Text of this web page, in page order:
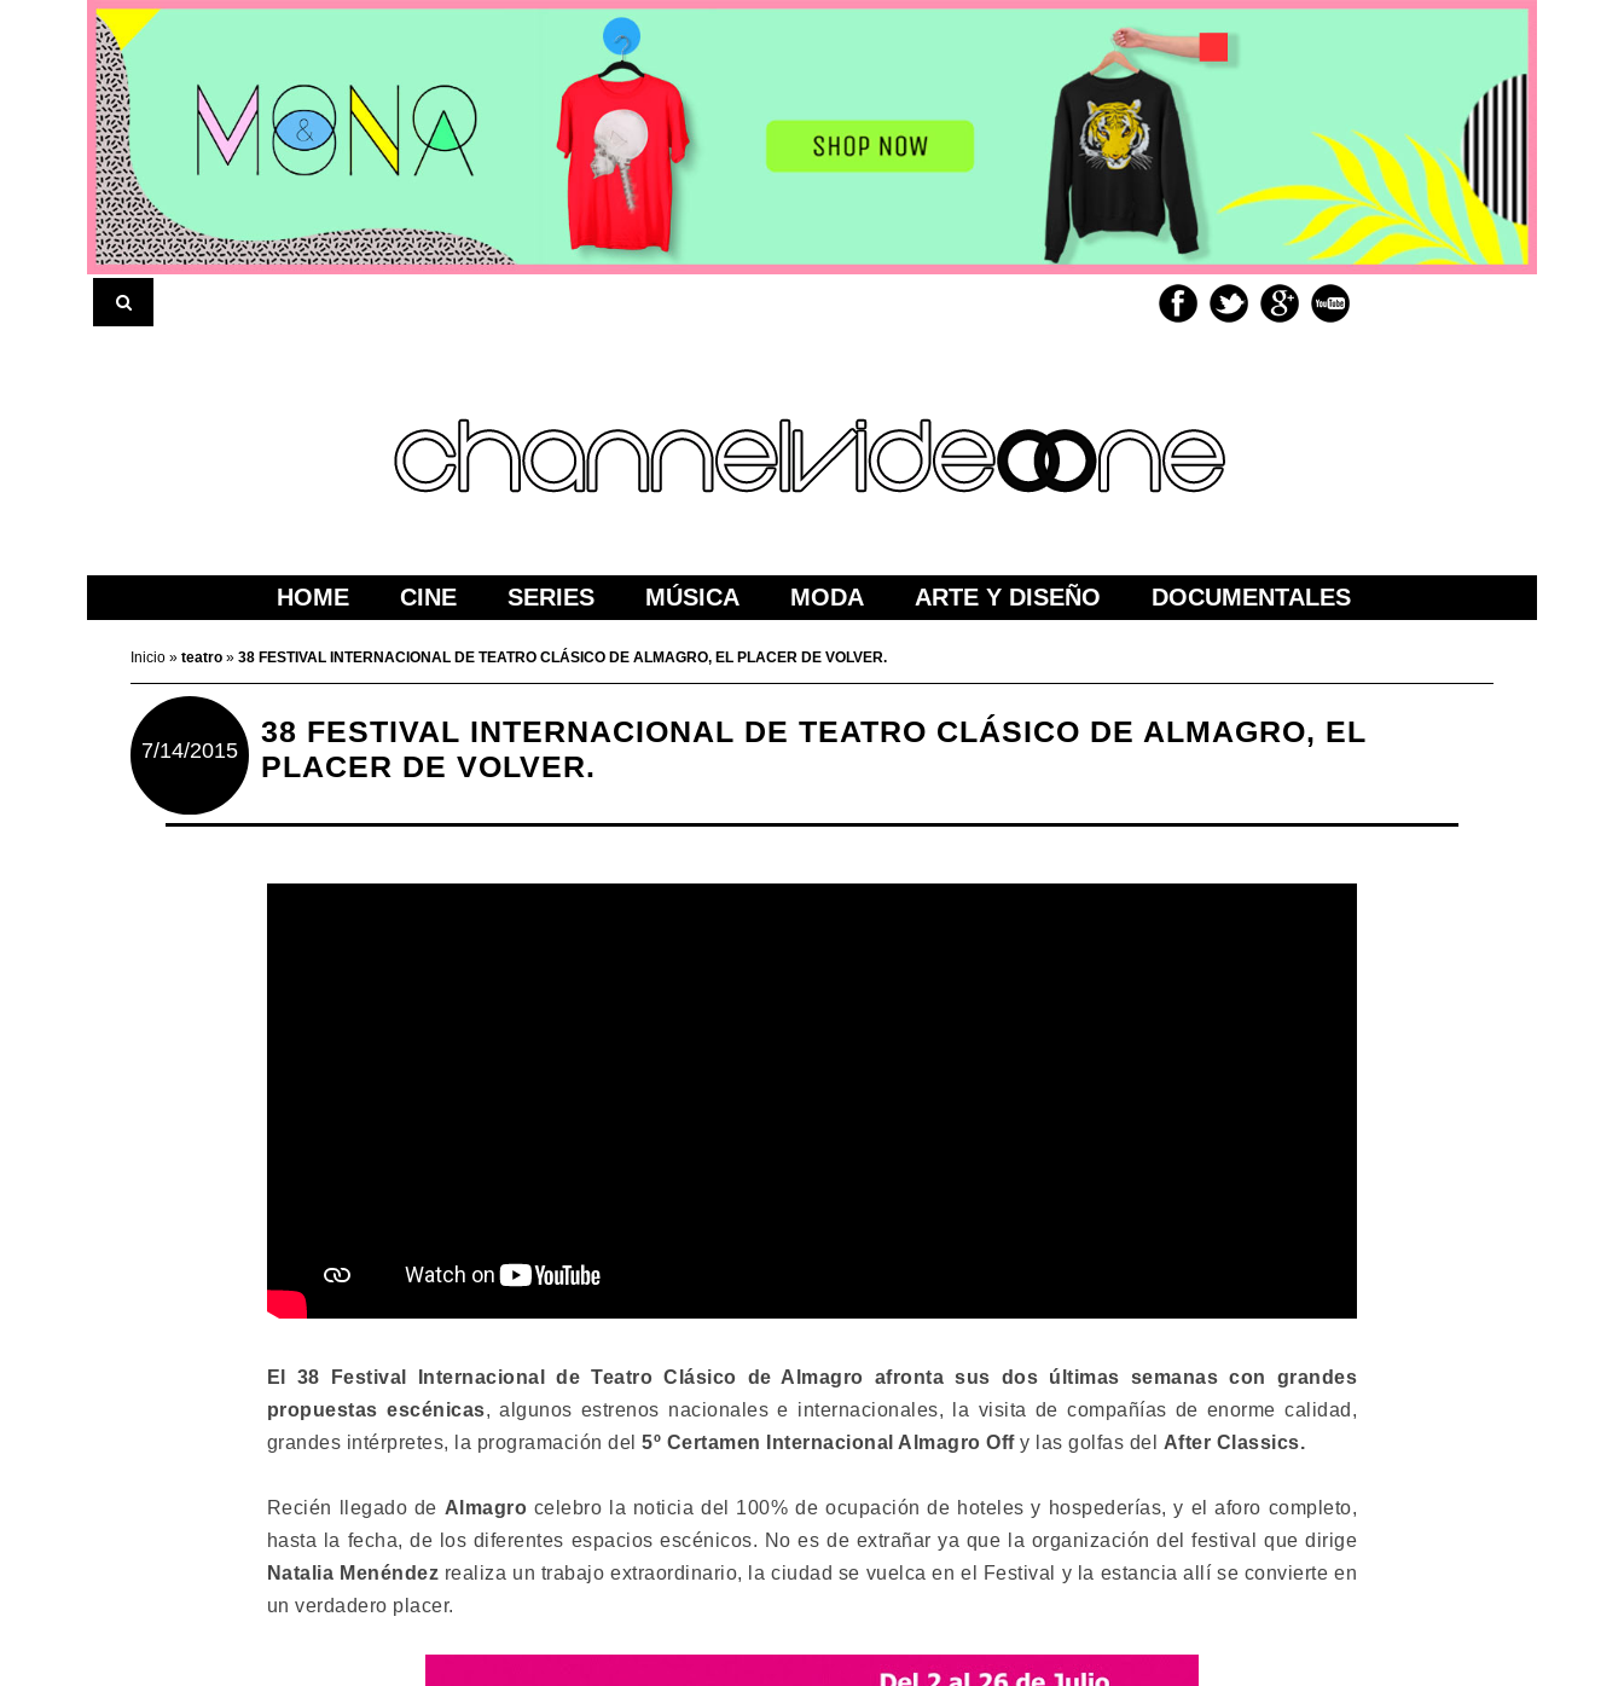
HOME CINE SERIES MÚSICA MODA ARTE Y DISEÑO DOCUMENTALES
Inicio » teatro » 38 FESTIVAL INTERNACIONAL DE TEATRO CLÁSICO DE ALMAGRO, EL PLACER DE VOLVER.
7/14/2015
38 FESTIVAL INTERNACIONAL DE TEATRO CLÁSICO DE ALMAGRO, EL
PLACER DE VOLVER.
El 38 Festival Internacional de Teatro Clásico de Almagro afronta sus dos últimas semanas con grandes
propuestas escénicas, algunos estrenos nacionales e internacionales, la visita de compañías de enorme calidad,
grandes intérpretes, la programación del5º Certamen Internacional Almagro Offy las golfas del After Classics.
Recién llegado de Almagro celebro la noticia del 100% de ocupación de hoteles y hospederías, y el aforo completo,
hasta la fecha, de los diferentes espacios escénicos. No es de extrañar ya que la organización del festival que dirige
Natalia Menéndez realiza un trabajo extraordinario, la ciudad se vuelca en el Festival y la estancia allí se convierte en
un verdadero placer.